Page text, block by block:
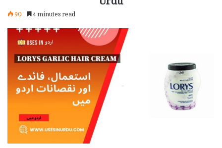
90 4 minutes read